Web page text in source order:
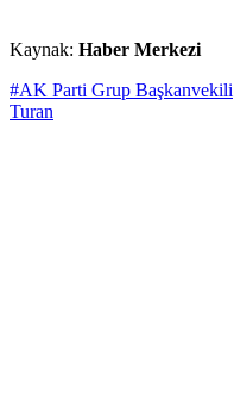
Kaynak: Haber Merkezi
#AK Parti Grup Başkanvekili
Turan